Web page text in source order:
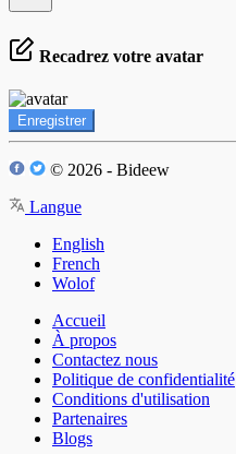
Recadrez votre avatar
Enregistrer
© 2026 - Bideew
Langue
English
French
Wolof
Accueil
À propos
Contactez nous
Politique de confidentialité
Conditions d'utilisation
Partenaires
Blogs